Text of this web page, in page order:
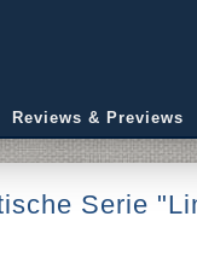
Reviews & Previews
Serie